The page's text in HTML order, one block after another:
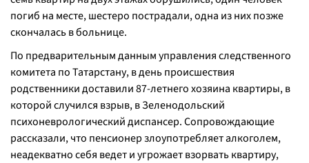
погиб на месте, шестеро пострадали, одна из них позже
скончалась в больнице.
По предварительным данным управления следственного
комитета по Татарстану, в день происшествия
родственники доставили 87-летнего хозяина квартиры, в
которой случился взрыв, в Зеленодольский
психоневрологический диспансер. Сопровождающие
рассказали, что пенсионер злоупотребляет алкоголем,
неадекватно себя ведет и угрожает взорвать квартиру,